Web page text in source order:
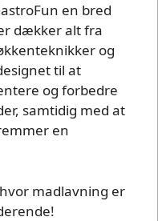
en bred
dækker alt fra
og
til at
og forbedre
samtidig med at
en
madlavning er